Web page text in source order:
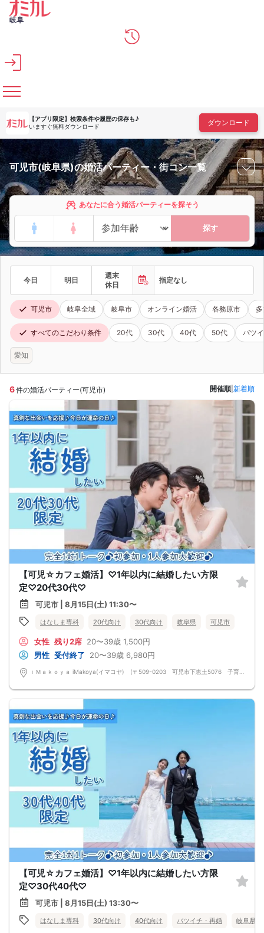
メインコンテンツへスキップ
岐阜
【アプリ限定】 検索条件や履歴の保存も♪
いますぐ無料ダウンロード
ダウンロード
可児市(岐阜県)の婚活パーティー・街コン一覧
あなたに合う婚活パーティーを探そう
探す
今日 明日
週末
休日
指定なし
可児市 岐阜全域 岐阜市 オンライン婚活 各務原市
すべてのこだわり条件 20代 30代 40代 50代 バツ
愛知
6件の婚活パーティー(可児市) 開催順 新着順
【可児☆カフェ婚活】♡1年以内に結婚したい方限
定♡20代30代♡
可児市 | 8月15日(土) 11:30〜
はなしま専科 20代向け 30代向け 岐阜県 可児市
女性 残り2席 20〜39歳 1,500円
男性 受付終了 20〜39歳 6,980円
ｉＭａｋｏｙａ iMakoya(イマコヤ) (〒509ｰ0203 可児市下恵土5076 子育て支援プラザ 1 F)
【可児☆カフェ婚活】♡1年以内に結婚したい方限
定♡30代40代♡
可児市 | 8月15日(土) 13:30〜
はなしま専科 30代向け 40代向け バツイチ・再婚 岐阜県